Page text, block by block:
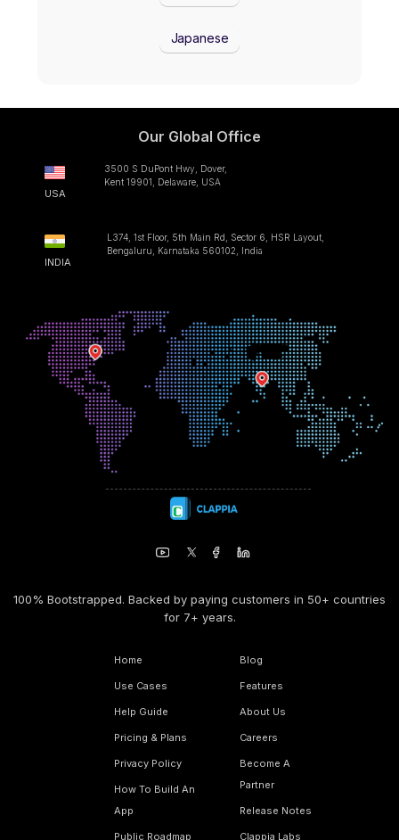
Japanese
Our Global Office
USA
3500 S DuPont Hwy, Dover,
Kent 19901, Delaware, USA
INDIA
L374, 1st Floor, 5th Main Rd, Sector 6, HSR Layout,
Bengaluru, Karnataka 560102, India
100% Bootstrapped. Backed by paying customers in 50+ countries
for 7+ years.
Home
Use Cases
Help Guide
Pricing & Plans
Privacy Policy
How To Build An
App
Public Roadmap
Blog
Features
About Us
Careers
Become A
Partner
Release Notes
Clappia Labs